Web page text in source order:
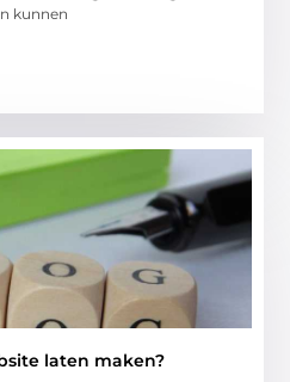
kunnen
laten maken?